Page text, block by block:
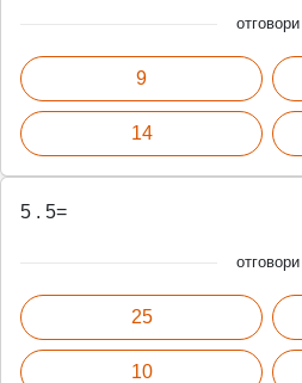
отговори
9
14
5 . 5=
отговори
25
10